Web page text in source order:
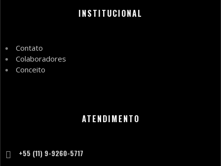
INSTITUCIONAL
Contato
Colaboradores
Conceito
ATENDIMENTO
+55 (11) 9-9260-5717